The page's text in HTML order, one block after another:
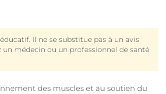
Il ne se substitue pas à un avis
médecin ou un professionnel de santé
des muscles et au soutien du